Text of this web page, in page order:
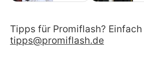
Tipps für Promiflash?
tipps@promiflash.de